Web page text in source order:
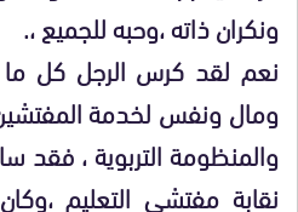
ونكران ذاته ،وحبه للجميع ،.
نعم لقد كرس الرجل كل
ومال ونفس لخدمة
والمنظومة التربوية ،
نقابة مفتشي التعليم